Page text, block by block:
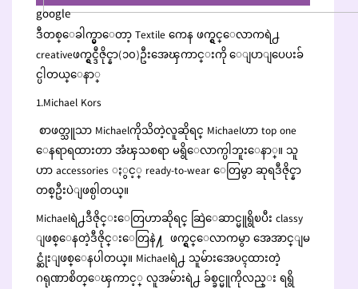
google
ဒီတစ္ေခါက္မွာေတာ့ Textile ကေန ဖက္ရွင္ေလာကရဲ႕
creativeဖက္ရွင္ဒီဇိုင္နာ(၁၀)ဦးအေၾကာင္းကို ေျပာျပေပးခ်
င္ပါတယ္ေနာ္
1.Michael Kors
စာဖတ္သူသာ Michaelကိုသိတဲ့လူဆိုရင္ Michaelဟာ top one
ေနရာရထားတာ အံၾသစရာ မရွိေလာက္ပါဘူးေနာ္။ သူ
ဟာ accessories ႏွင့္ ready-to-wear ေတြမွာ ဆုရဒီဇိုင္နာ
တစ္ဦးပဲျဖစ္ပါတယ္။
Michaelရဲ႕ဒီဇိုင္းေတြဟာဆိုရင္ ဆြဲေဆာင္မူရွိၿပီး classy
ျဖစ္ေနတဲ့ဒီဇိုင္းေတြနဲ႔ ဖက္ရွင္ေလာကမွာ အေအာင္ျမ
င္ဆုံးျဖစ္ေနပါတယ္။ Michaelရဲ႕ သူမ်ားအေပၚထားတဲ့
ဂရုဏာစိတ္ေၾကာင့္ လူအမ်ားရဲ႕ ခ်စ္ခင္မူကိုလည္း ရရွိ